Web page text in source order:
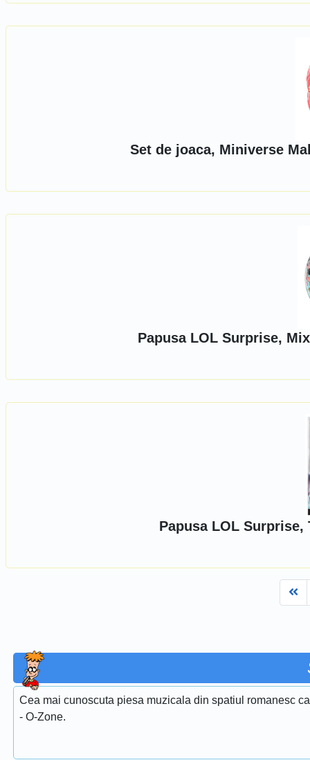
Set de joaca, Miniverse
Papusa LOL Surprise,
Papusa LOL Surprise,
Cea mai cunoscuta piesa muzicala din spatiul romanesc
- O-Zone.